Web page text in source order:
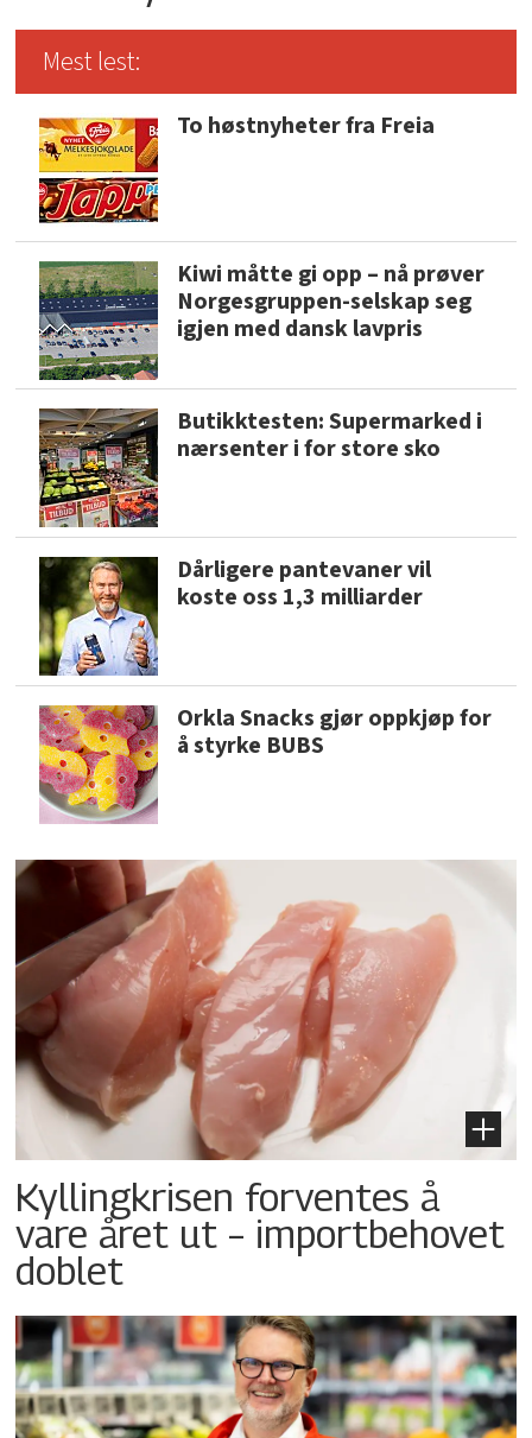
Mest lest:
To høstnyheter fra Freia
Kiwi måtte gi opp – nå prøver
Norgesgruppen-selskap seg
igjen med dansk lavpris
Butikktesten: Supermarked i
nærsenter i for store sko
Dårligere pantevaner vil
koste oss 1,3 milliarder
Orkla Snacks gjør oppkjøp for
å styrke BUBS
Kyllingkrisen forventes å
vare året ut – importbehovet
doblet